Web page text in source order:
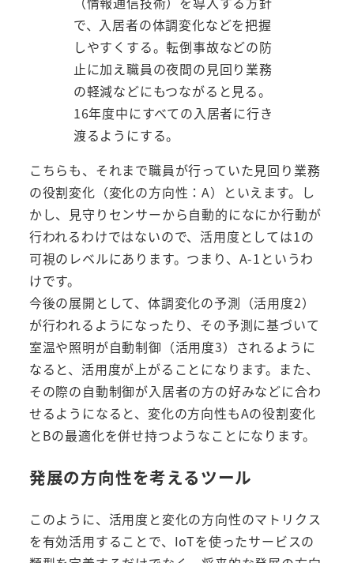
で、入居者の体調変化などを把握
しやすくする。転倒事故などの防
止に加え職員の夜間の見回り業務
の軽減などにもつながると見る。
16年度中にすべての入居者に行き
渡るようにする。
こちらも、それまで職員が行っていた見回り業務
の役割変化（変化の方向性：A）といえます。し
かし、見守りセンサーから自動的になにか行動が
行われるわけではないので、活用度としては1の
可視のレベルにあります。つまり、A-1というわ
けです。
今後の展開として、体調変化の予測（活用度2）
が行われるようになったり、その予測に基づいて
室温や照明が自動制御（活用度3）されるように
なると、活用度が上がることになります。また、
その際の自動制御が入居者の方の好みなどに合わ
せるようになると、変化の方向性もAの役割変化
とBの最適化を併せ持つようなことになります。
発展の方向性を考えるツール
このように、活用度と変化の方向性のマトリクス
を有効活用することで、IoTを使ったサービスの